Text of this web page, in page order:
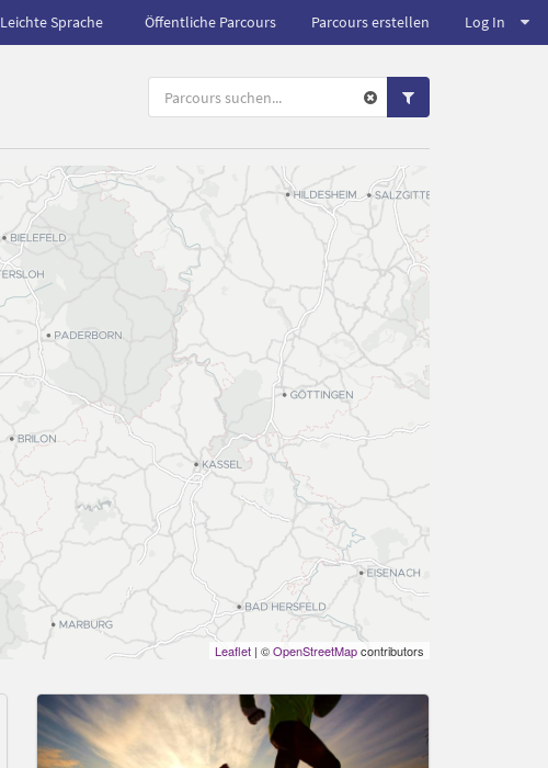
Leichte Sprache Öffentliche Parcours Parcours erstellen Log In
Leaflet| ©OpenStreetMapcontributors